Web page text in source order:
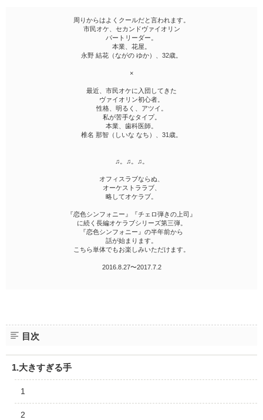
周りからはよくクールだと言われます。
市民オケ、セカンドヴァイオリン
パートリーダー。
本業、花屋。
永野 結花（ながの ゆか）、32歳。
×
最近、市民オケに入団してきた
ヴァイオリン初心者。
性格、明るく、アツイ。
私が苦手なタイプ。
本業、歯科医師。
椎名 那智（しいな なち）、31歳。
♫。♫。♫。
オフィスラブならぬ、
オーケストララブ、
略してオケラブ。
『恋色シンフォニー』『チェロ弾きの上司』
に続く長編オケラブシリーズ第三弾。
『恋色シンフォニー』の半年前から
話が始まります。
こちら単体でもお楽しみいただけます。
2016.8.27〜2017.7.2
目次
1.大きすぎる手
1
2